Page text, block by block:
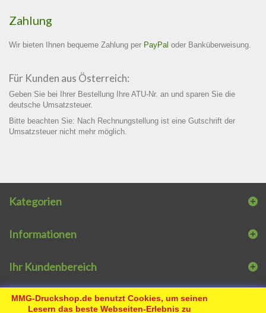
Zahlung
Wir bieten Ihnen bequeme Zahlung per PayPal oder Banküberweisung.
Für Kunden aus Österreich:
Geben Sie bei Ihrer Bestellung Ihre ATU-Nr. an und sparen Sie die
deutsche Umsatzsteuer.
Bitte beachten Sie: Nach Rechnungstellung ist eine Gutschrift der
Umsatzsteuer nicht mehr möglich.
Kategorien
Informationen
Ihr Kundenbereich
So erreichen Sie uns
MMG-Druckshop.de benutzt Cookies, um seinen
Lesern das beste Webseiten-Erlebnis zu